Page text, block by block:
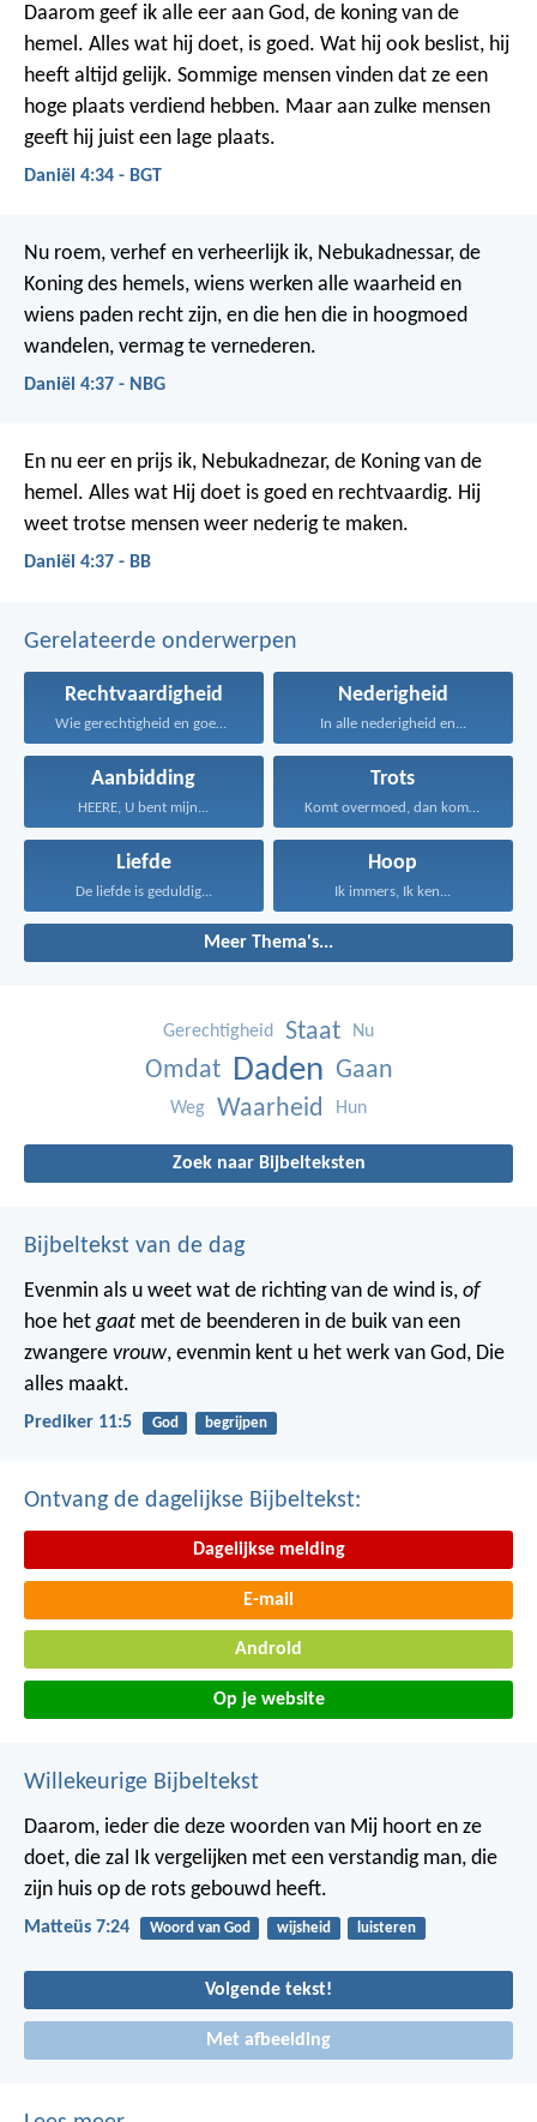
Daarom geef ik alle eer aan God, de koning van de
hemel. Alles wat hij doet, is goed. Wat hij ook beslist, hij
heeft altijd gelijk. Sommige mensen vinden dat ze een
hoge plaats verdiend hebben. Maar aan zulke mensen
geeft hij juist een lage plaats.
Daniël 4:34 - BGT
Nu roem, verhef en verheerlijk ik, Nebukadnessar, de
Koning des hemels, wiens werken alle waarheid en
wiens paden recht zijn, en die hen die in hoogmoed
wandelen, vermag te vernederen.
Daniël 4:37 - NBG
En nu eer en prijs ik, Nebukadnezar, de Koning van de
hemel. Alles wat Hij doet is goed en rechtvaardig. Hij
weet trotse mensen weer nederig te maken.
Daniël 4:37 - BB
Gerelateerde onderwerpen
Rechtvaardigheid
Wie gerechtigheid en goedertierenheid...
Nederigheid
In alle nederigheid en...
Aanbidding
HEERE, U bent mijn...
Trots
Komt overmoed, dan komt...
Liefde
De liefde is geduldig...
Hoop
Ik immers, Ik ken...
Meer Thema's...
Gerechtigheid Staat Nu
Omdat Daden Gaan
Weg Waarheid Hun
Zoek naar Bijbelteksten
Bijbeltekst van de dag
Evenmin als u weet wat de richting van de wind is, of
hoe hetgaat met de beenderen in de buik van een
zwangere vrouw, evenmin kent u het werk van God, Die
alles maakt.
Prediker 11:5 God begrijpen
Ontvang de dagelijkse Bijbeltekst:
Dagelijkse melding
E-mail
Android
Op je website
Willekeurige Bijbeltekst
Daarom, ieder die deze woorden van Mij hoort en ze
doet, die zal Ik vergelijken met een verstandig man, die
zijn huis op de rots gebouwd heeft.
Matteüs 7:24 Woord van God wijsheid luisteren
Volgende tekst!
Met afbeelding